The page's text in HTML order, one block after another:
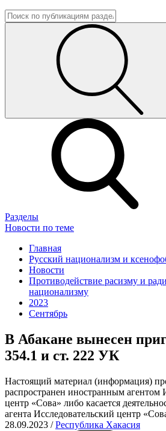
Разделы
Новости по теме
Главная
Русский национализм и
Новости
Противодействие расизму и
национализму
2023
Сентябрь
В Абакане вынесен
354.1 и ст. 222 УК
Настоящий материал (информация)
распространен иностранным агентом
центр «Сова» либо касается
агента Исследовательский центр
28.09.2023 /Республика Хакасия